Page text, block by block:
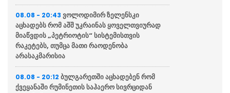
08.08 - 20:43 ვოლოდიმირ ზელენსკი
აცხადებს რომ აშშ უკრაინას ყოველთვიურად
მიაწვდის „პეტრიოტის“ სისტემისთვის
რაკეტებს, თუმცა მათი რაოდენობა
არასაკმარისია
08.08 - 20:12 ბულგარეთში აცხადებენ რომ
ქვეყანაში რუმინეთის საჰაერო სივრციდან